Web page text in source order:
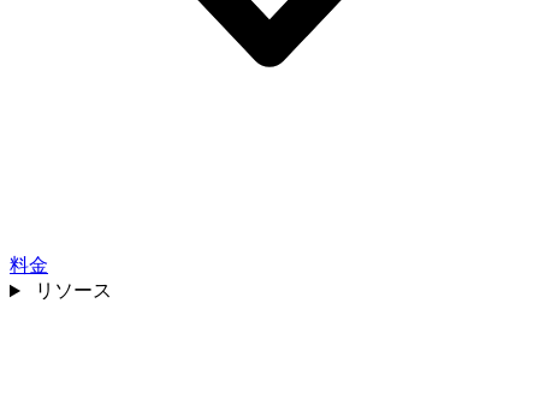
料金
リソース